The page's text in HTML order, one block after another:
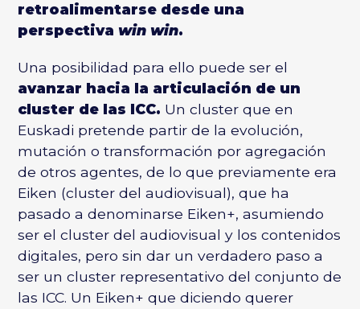
retroalimentarse desde una
perspectivawin win.
Una posibilidad para ello puede ser el
avanzar hacia la articulación de un
cluster de las ICC. Un cluster que en
Euskadi pretende partir de la evolución,
mutación o transformación por agregación
de otros agentes, de lo que previamente era
Eiken (cluster del audiovisual), que ha
pasado a denominarse Eiken+, asumiendo
ser el cluster del audiovisual y los contenidos
digitales, pero sin dar un verdadero paso a
ser un cluster representativo del conjunto de
las ICC. Un Eiken+ que diciendo querer